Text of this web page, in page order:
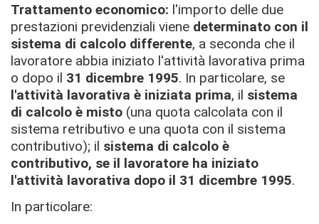
Trattamento economico: l'importo delle due
prestazioni previdenziali viene determinato con il
sistema di calcolo differente, a seconda che il
lavoratore abbia iniziato l'attività lavorativa prima
o dopo il 31 dicembre 1995. In particolare, se
l'attività lavorativa è iniziata prima, il sistema
di calcolo è misto (una quota calcolata con il
sistema retributivo e una quota con il sistema
contributivo); il sistema di calcolo è
contributivo, se il lavoratore ha iniziato
l'attività lavorativa dopo il 31 dicembre 1995.
In particolare: